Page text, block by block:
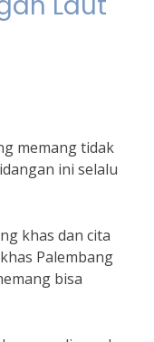
memang tidak
ini selalu
khas dan cita
Palembang
bisa